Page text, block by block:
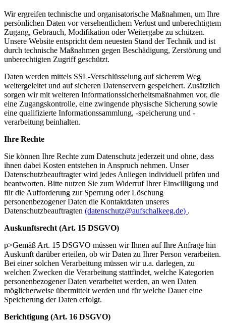
Wir ergreifen technische und organisatorische Maßnahmen, um Ihre
persönlichen Daten vor versehentlichem Verlust und unberechtigtem
Zugang, Gebrauch, Modifikation oder Weitergabe zu schützen.
Unsere Website entspricht dem neuesten Stand der Technik und ist
durch technische Maßnahmen gegen Beschädigung, Zerstörung und
unberechtigten Zugriff geschützt.
Daten werden mittels SSL-Verschlüsselung auf sicherem Weg
weitergeleitet und auf sicheren Datenservern gespeichert. Zusätzlich
sorgen wir mit weiteren Informationssicherheitsmaßnahmen vor, die
eine Zugangskontrolle, eine zwingende physische Sicherung sowie
eine qualifizierte Informationssammlung, -speicherung und -
verarbeitung beinhalten.
Ihre Rechte
Sie können Ihre Rechte zum Datenschutz jederzeit und ohne, dass
ihnen dabei Kosten entstehen in Anspruch nehmen. Unser
Datenschutzbeauftragter wird jedes Anliegen individuell prüfen und
beantworten. Bitte nutzen Sie zum Widerruf Ihrer Einwilligung und
für die Aufforderung zur Sperrung oder Löschung
personenbezogener Daten die Kontaktdaten unseres
Datenschutzbeauftragten (datenschutz@aufschalkeeg.de) .
Auskunftsrecht (Art. 15 DSGVO)
p>Gemäß Art. 15 DSGVO müssen wir Ihnen auf Ihre Anfrage hin
Auskunft darüber erteilen, ob wir Daten zu Ihrer Person verarbeiten.
Bei einer solchen Verarbeitung müssen wir u.a. darlegen, zu
welchen Zwecken die Verarbeitung stattfindet, welche Kategorien
personenbezogener Daten verarbeitet werden, an wen Daten
möglicherweise übermittelt werden und für welche Dauer eine
Speicherung der Daten erfolgt.
Berichtigung (Art. 16 DSGVO)